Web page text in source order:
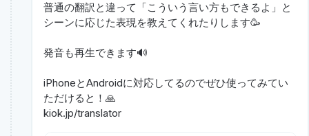
普通の翻訳と違って「こういう言い方もできるよ」と
シーンに応じた表現を教えてくれたりします🥳
発音も再生できます🔊
iPhoneとAndroidに対応してるのでぜひ使ってみてい
kiok.jp/translator